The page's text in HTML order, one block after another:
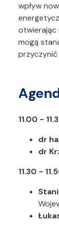
wpływ
otwierając
mogą
przyczynić
11.00 -
dr
dr
11.30 -